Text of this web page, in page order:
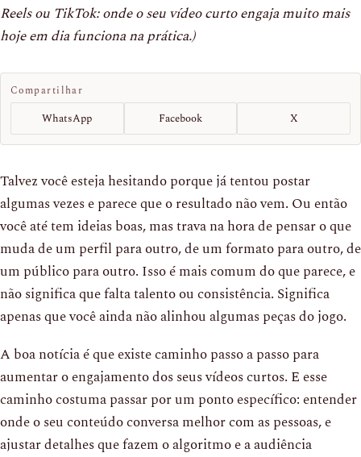
Reels ou TikTok: onde o seu vídeo curto engaja muito mais
hoje em dia funciona na prática.)
Compartilhar
WhatsApp Facebook X
Talvez você esteja hesitando porque já tentou postar
algumas vezes e parece que o resultado não vem. Ou então
você até tem ideias boas, mas trava na hora de pensar o que
muda de um perfil para outro, de um formato para outro, de
um público para outro. Isso é mais comum do que parece, e
não significa que falta talento ou consistência. Significa
apenas que você ainda não alinhou algumas peças do jogo.
A boa notícia é que existe caminho passo a passo para
aumentar o engajamento dos seus vídeos curtos. E esse
caminho costuma passar por um ponto específico: entender
onde o seu conteúdo conversa melhor com as pessoas, e
ajustar detalhes que fazem o algoritmo e a audiência